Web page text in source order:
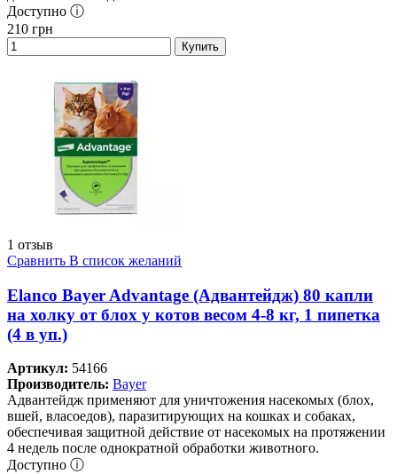
Доступно ⓘ
210 грн
Купить
1 отзыв
Сравнить В список желаний
Elanco Bayer Advantage (Адвантейдж) 80 капли
на холку от блох у котов весом 4-8 кг, 1 пипетка
(4 в уп.)
Артикул: 54166
Производитель: Bayer
Адвантейдж применяют для уничтожения насекомых (блох,
вшей, власоедов), паразитирующих на кошках и собаках,
обеспечивая защитной действие от насекомых на протяжении
4 недель после однократной обработки животного.
Доступно ⓘ